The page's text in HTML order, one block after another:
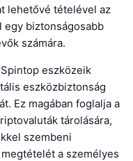
lehetővé tételével az
biztonságosabb
számára.
eszközeik
eszközbiztonság
Ez magában foglalja a
tárolására,
szembeni
a személyes